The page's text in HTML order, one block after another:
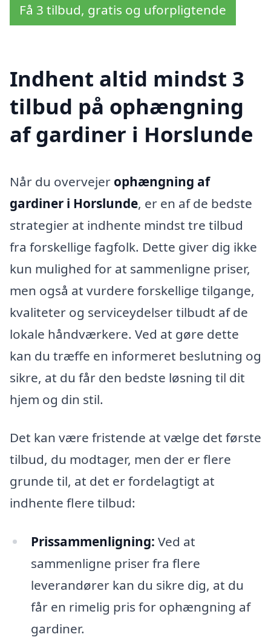
Få 3 tilbud, gratis og uforpligtende
Indhent altid mindst 3
tilbud på ophængning
af gardiner i Horslunde
Når du overvejer ophængning af
gardiner i Horslunde, er en af de bedste
strategier at indhente mindst tre tilbud
fra forskellige fagfolk. Dette giver dig ikke
kun mulighed for at sammenligne priser,
men også at vurdere forskellige tilgange,
kvaliteter og serviceydelser tilbudt af de
lokale håndværkere. Ved at gøre dette
kan du træffe en informeret beslutning og
sikre, at du får den bedste løsning til dit
hjem og din stil.
Det kan være fristende at vælge det første
tilbud, du modtager, men der er flere
grunde til, at det er fordelagtigt at
indhente flere tilbud:
Prissammenligning: Ved at
sammenligne priser fra flere
leverandører kan du sikre dig, at du
får en rimelig pris for ophængning af
gardiner.